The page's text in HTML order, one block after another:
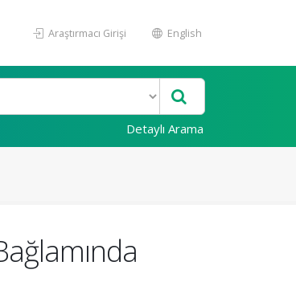
Araştırmacı Girişi English
Detaylı Arama